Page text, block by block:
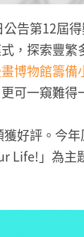
公告第12屆
，探索豐
博物館籌備
可一窺難得
好評。今
Life!」為主